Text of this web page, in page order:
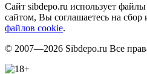
Сайт sibdepo.ru использует
сайтом, Вы соглашаетесь на
файлов cookie.
© 2007—2026 Sibdepo.ru Все